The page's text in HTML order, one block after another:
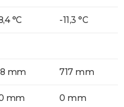
°C -11,3 °C
mm 717 mm
mm 0 mm